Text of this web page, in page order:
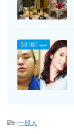
33,180 view
-一般人